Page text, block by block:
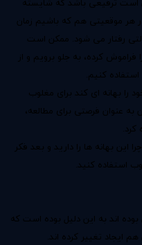
هر موقعیتی هم که باشیم زمان
رفتار می شود. ممکن است
کرده، به جلو برویم و از
کنیم.
را بهانه ای کند برای مغلوب
به عنوان فرصتی برای مطالعه،
بهانه ها را دارید و بعد فکر
استفاده کنید.
اند به این دلیل بوده است که
ایجاد تغییر کرده اند.